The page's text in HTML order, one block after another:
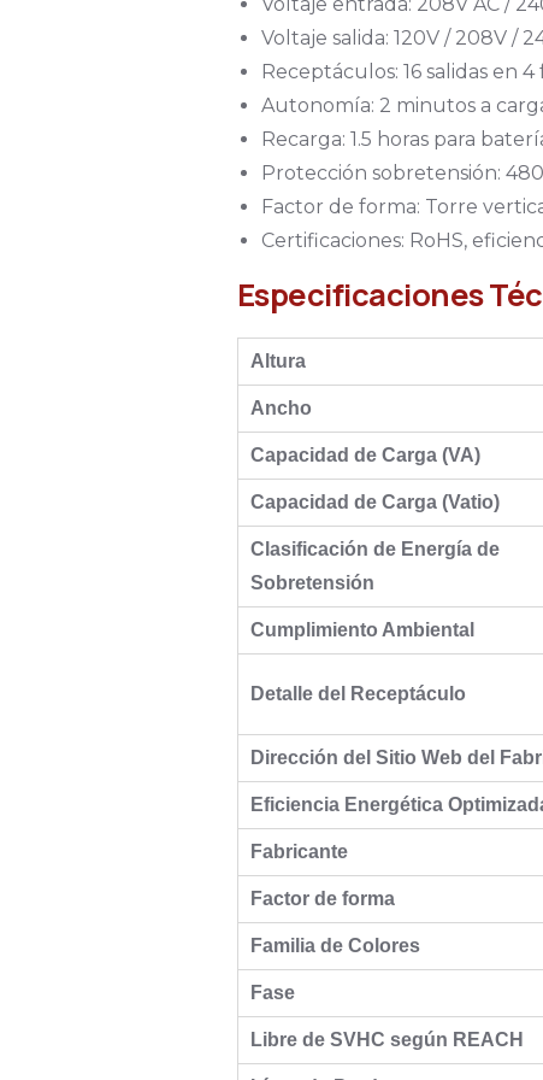
Voltaje salida: 120V / 208V /
Receptáculos: 16 salidas en
Autonomía: 2 minutos a
Recarga: 1.5 horas para
Protección sobretensión:
Factor de forma: Torre
Certificaciones: RoHS,
Especificaciones
Altura
Ancho
Capacidad de Carga (VA)
Capacidad de Carga (Vatio)
Clasificación de Energía de
Sobretensión
Cumplimiento Ambiental
Detalle del Receptáculo
Dirección del Sitio Web del
Eficiencia Energética
Fabricante
Factor de forma
Familia de Colores
Fase
Libre de SVHC según REACH